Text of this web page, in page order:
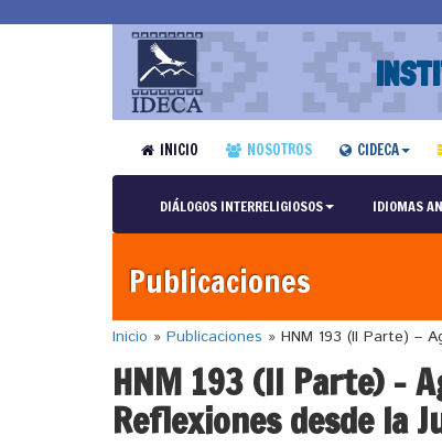
INICIO NOSOTROS CIDECA
DIÁLOGOS INTERRELIGIOSOS IDIOMAS
Publicaciones
Inicio » Publicaciones » HNM 193 (II Parte) –
HNM 193 (II Parte) –
Reflexiones desde la